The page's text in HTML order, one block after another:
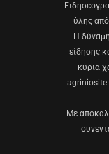
ύλης
Η
είδησης
κύρια
Με